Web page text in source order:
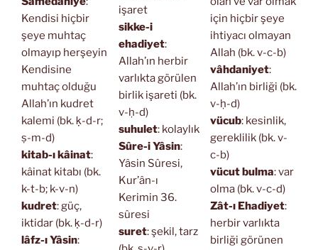
Kendisi hiçbir
şeye muhtaç
olmayıp herşeyin
Kendisine
muhtaç olduğu
Allah’ın kudret
kalemi (bk. ḳ-d-r;
ṣ-m-d)
kitab-ı kâinat:
kâinat kitabı (bk.
k-t-b; k-v-n)
kudret: güç,
iktidar (bk. ḳ-d-r)
lâfz-ı Yâsin:
işaret
sikke-i
ehadiyet:
Allah’ın herbir
varlıkta görülen
birlik işareti (bk.
v-ḥ-d)
suhulet: kolaylık
Sûre-i Yâsin:
Yâsin Sûresi,
Kur’ân-ı
Kerimin 36.
sûresi
suret: şekil, tarz
için hiçbir şeye
ihtiyacı olmayan
Allah (bk. v-c-b)
vâhdaniyet:
Allah’ın birliği (bk.
v-ḥ-d)
vücub: kesinlik,
gereklilik (bk. v-
c-b)
vücut bulma: var
olma (bk. v-c-d)
Zât-ı Ehadiyet:
herbir varlıkta
birliği görünen